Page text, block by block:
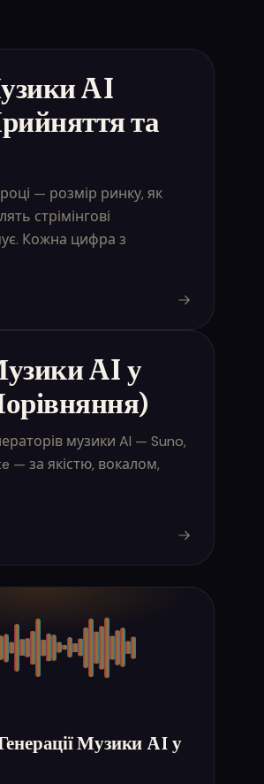
AI
та
— розмір ринку, як
стрімінгові
Кожна цифра з
AI у
музики AI — Suno,
— за якістю, вокалом,
Музики AI у